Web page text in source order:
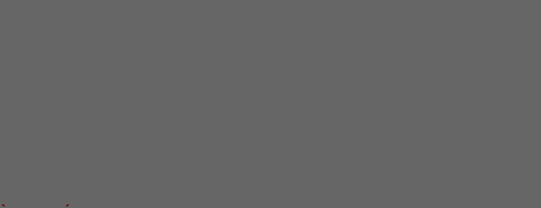
Ne
Suivez-